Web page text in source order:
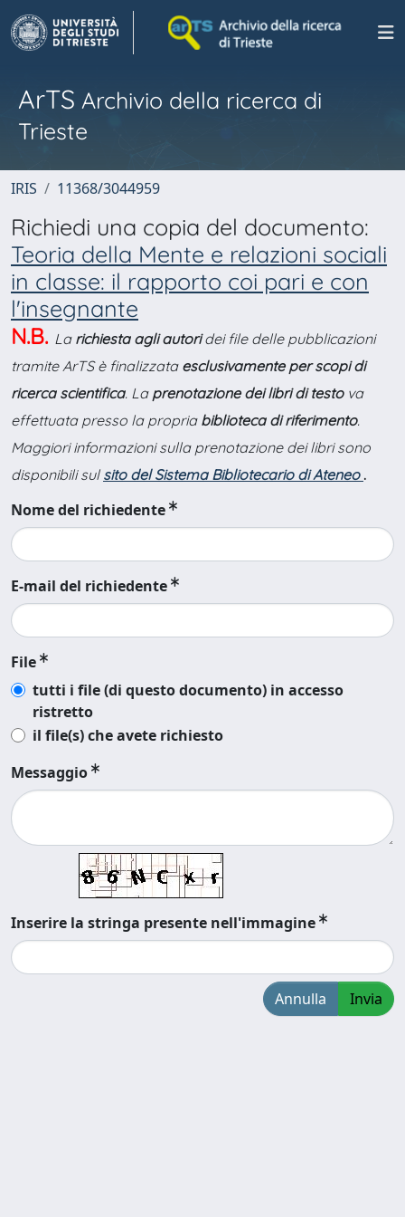
ArTS Archivio della ricerca di
Trieste
IRIS 11368/3044959
Richiedi una copia del documento:
Teoria della Mente e relazioni sociali
in classe: il rapporto coi pari e con
l'insegnante
N.B. La richiesta agli autoridei file delle pubblicazioni
tramite ArTS è finalizzata esclusivamente per scopi di
ricerca scientifica. La prenotazione dei libri di testova
effettuata presso la propria biblioteca di riferimento.
Maggiori informazioni sulla prenotazione dei libri sono
disponibili sul sito del Sistema Bibliotecario di Ateneo .
Nome del richiedente
E-mail del richiedente
File
tutti i file (di questo documento) in accesso
ristretto
il file(s) che avete richiesto
Messaggio
Inserire la stringa presente nell'immagine
Annulla Invia